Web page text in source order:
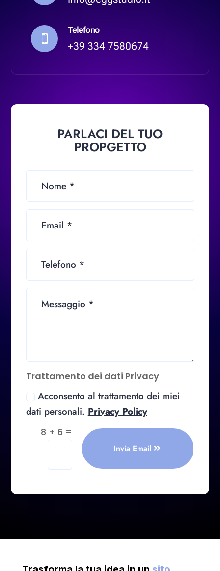

Telefono
+39 334 7580674
PARLACI DEL TUO
PROPGETTO
Trattamento dei dati Privacy
Acconsento al trattamento dei miei
dati personali. Privacy Policy
8 + 6 =
Invia Email